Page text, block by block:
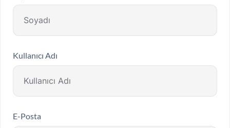
Kullanıcı Adı
E-Posta